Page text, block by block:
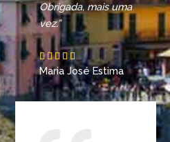
Obrigada, mais uma
vez.”
    R
a
t
e
Maria José Estima